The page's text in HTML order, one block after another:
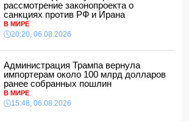
сотрудники МЧС спасли тонувшего
о начале подготовки к возвращению в
к границе Турции
рассмотрение законопроекта о
санкциях против РФ и Ирана
В МИРЕ
20:20, 06.08.2026
Администрация Трампа вернула
импортерам около 100 млрд долларов
ранее собранных пошлин
В МИРЕ
15:48, 06.08.2026